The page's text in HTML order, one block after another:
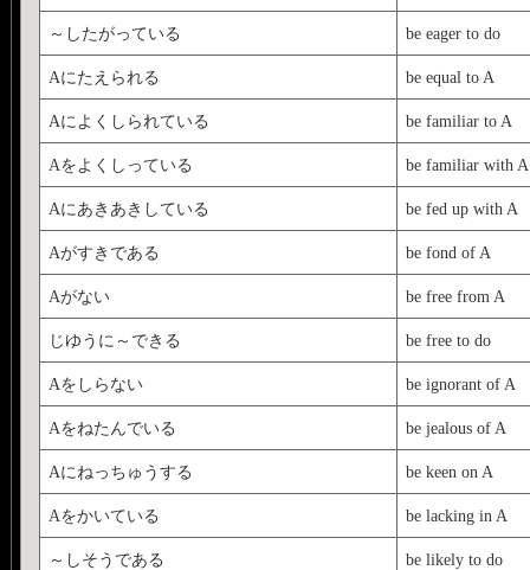
～したがっている be eager to do
Aにたえられる be equal to A
Aによくしられている be familiar to A
Aをよくしっている be familiar with A
Aにあきあきしている be fed up with A
Aがすきである be fond of A
Aがない be free from A
じゆうに～できる be free to do
Aをしらない be ignorant of A
Aをねたんでいる be jealous of A
Aにねっちゅうする be keen on A
Aをかいている be lacking in A
～しそうである be likely to do